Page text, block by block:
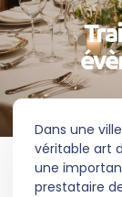
Dans une
véritable art
une
prestataire